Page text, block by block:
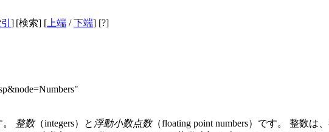
] [検索] [ 上端 /下端] [?]
整数（integers）と 浮動小数点数（floating point numbers）です。 整数は